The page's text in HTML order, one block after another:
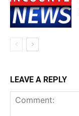
LEAVE A REPLY